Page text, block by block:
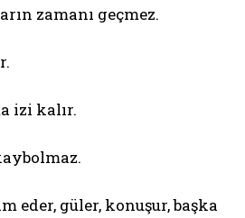
zamanı geçmez.
izi kalır.
eder, güler, konuşur, başka